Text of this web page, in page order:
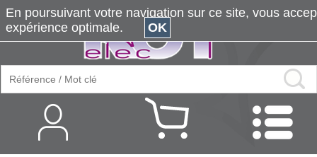
En poursuivant votre navigation sur ce site, vous
expérience optimale.
OK